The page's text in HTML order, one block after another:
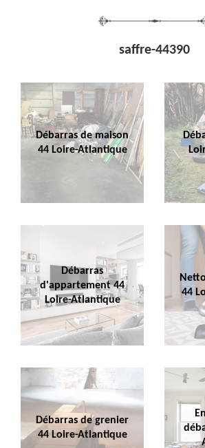
saffre-44390
Débarras de maison
44 Loire-Atlantique
Débarras
d'appartement 44
Loire-Atlantique
44
Débarras de grenier
44 Loire-Atlantique